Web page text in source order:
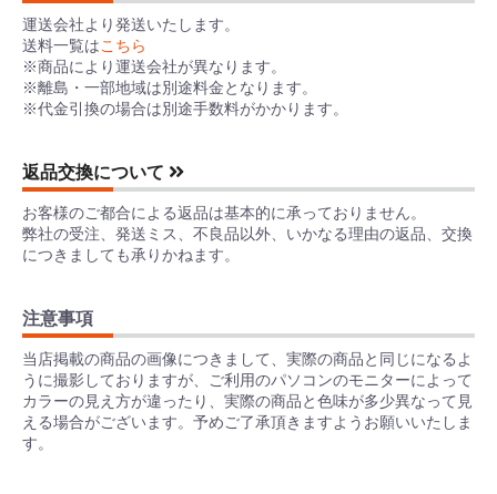
運送会社より発送いたします。
送料一覧はこちら
※商品により運送会社が異なります。
※離島・一部地域は別途料金となります。
※代金引換の場合は別途手数料がかかります。
返品交換について
お客様のご都合による返品は基本的に承っておりません。
弊社の受注、発送ミス、不良品以外、いかなる理由の返品、交換
につきましても承りかねます。
注意事項
当店掲載の商品の画像につきまして、実際の商品と同じになるよ
うに撮影しておりますが、ご利用のパソコンのモニターによって
カラーの見え方が違ったり、実際の商品と色味が多少異なって見
える場合がございます。予めご了承頂きますようお願いいたしま
す。